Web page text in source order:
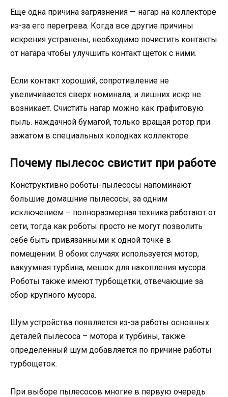
Еще одна причина загрязнения — нагар на коллекторе
из-за его перегрева. Когда все другие причины
искрения устранены, необходимо почистить контакты
от нагара чтобы улучшить контакт щеток с ними.
Если контакт хороший, сопротивление не
увеличивается сверх номинала, и лишних искр не
возникает. Счистить нагар можно как графитовую
пыль. наждачной бумагой, только вращая ротор при
зажатом в специальных колодках коллекторе.
Почему пылесос свистит при работе
Конструктивно роботы-пылесосы напоминают
большие домашние пылесосы, за одним
исключением – полноразмерная техника работают от
сети, тогда как роботы просто не могут позволить
себе быть привязанными к одной точке в
помещении. В обоих случаях используется мотор,
вакуумная турбина, мешок для накопления мусора.
Роботы также имеют турбощетки, отвечающие за
сбор крупного мусора.
Шум устройства появляется из-за работы основных
деталей пылесоса – мотора и турбины, также
определенный шум добавляется по причине работы
турбощеток.
При выборе пылесосов многие в первую очередь